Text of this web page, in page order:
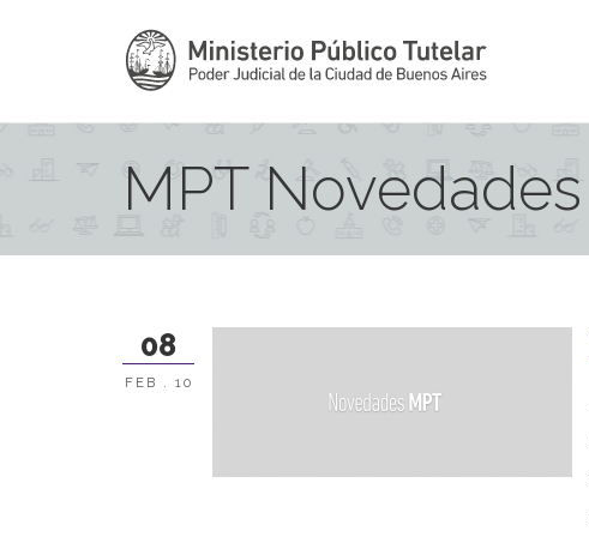
MPT Novedades
08
FEB . 10